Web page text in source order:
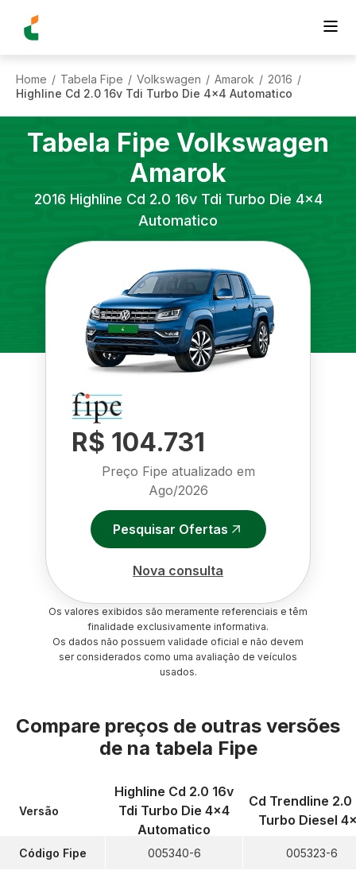
Home / Tabela Fipe / Volkswagen / Amarok / 2016 /
Highline Cd 2.0 16v Tdi Turbo Die 4x4 Automatico
Tabela Fipe Volkswagen
Amarok
2016 Highline Cd 2.0 16v Tdi Turbo Die 4x4
Automatico
R$ 104.731
Preço Fipe atualizado em
Ago/2026
Pesquisar Ofertas
Nova consulta
Os valores exibidos são meramente referenciais e têm
finalidade exclusivamente informativa.
Os dados não possuem validade oficial e não devem
ser considerados como uma avaliação de veículos
usados.
Compare preços de outras versões
de na tabela Fipe
Versão
Código Fipe
Highline Cd 2.0 16v
Tdi Turbo Die 4x4
Automatico
005340-6
Cd Trendline 2.0
Turbo Diesel
005323-6